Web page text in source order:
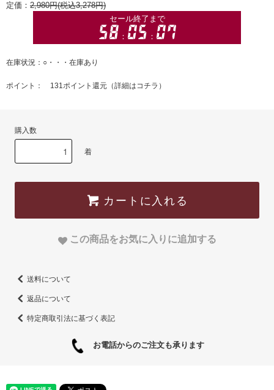
定価： 2,980円(税込3,278円)
在庫状況：○・・・在庫あり
ポイント： 131ポイント還元（詳細はコチラ ）
購入数
着
カートに入れる
この商品をお気に入りに追加する
送料について
返品について
特定商取引法に基づく表記
お電話からのご注文も承ります